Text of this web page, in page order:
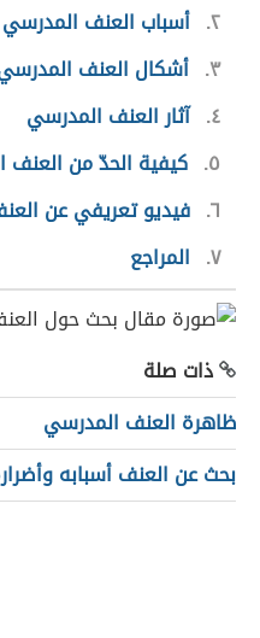
٢ أسباب العنف المدرسي
٣ أشكال العنف
٤ آثار العنف المدرسي
٥ كيفية الحدّ من العنف
٦ فيديو تعريفي عن
٧ المراجع
ذات صلة
ظاهرة العنف المدرسي
بحث عن العنف أسبابه